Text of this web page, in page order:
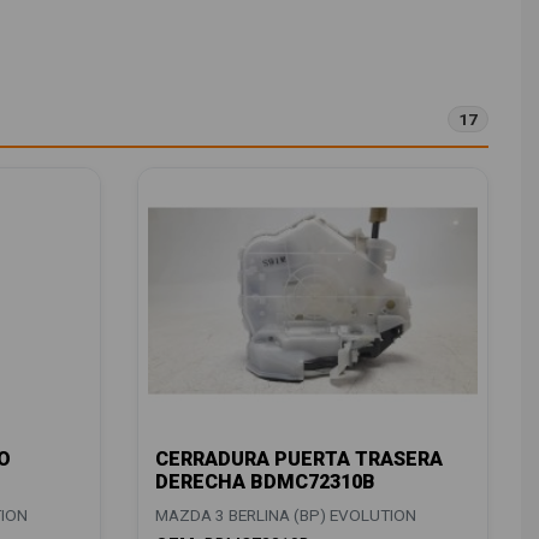
17
CERRADURA PUERTA TRASERA
DERECHA BDMC72310B
MAZDA 3 BERLINA (BP) EVOLUTION